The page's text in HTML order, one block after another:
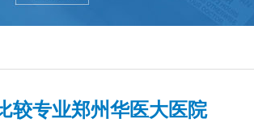
较专业郑州华医大医院